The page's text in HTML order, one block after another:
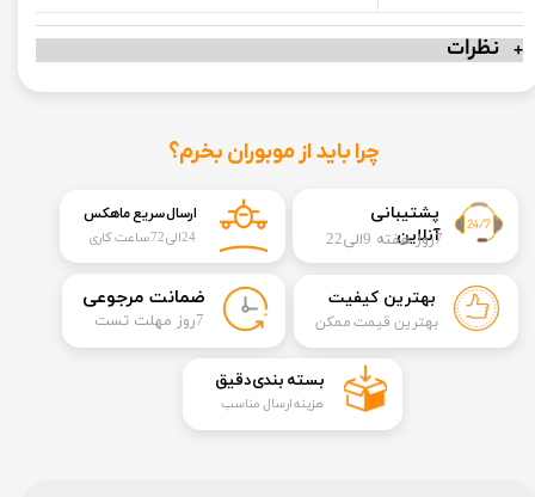
نظرات
​​پشتیبانی
آنلاین7روز هفته 9الی22
چرا باید از موبوران بخرم؟
​ضمانت مرجوعی
​7روز مهلت تست
بهترین کیفیت
بهترین قیمت ممکن
ارسال سریع ماهکس
24الی72 ساعت کاری
​بسته بندی دقیق​​​​​​​
هزینه ارسال مناسب